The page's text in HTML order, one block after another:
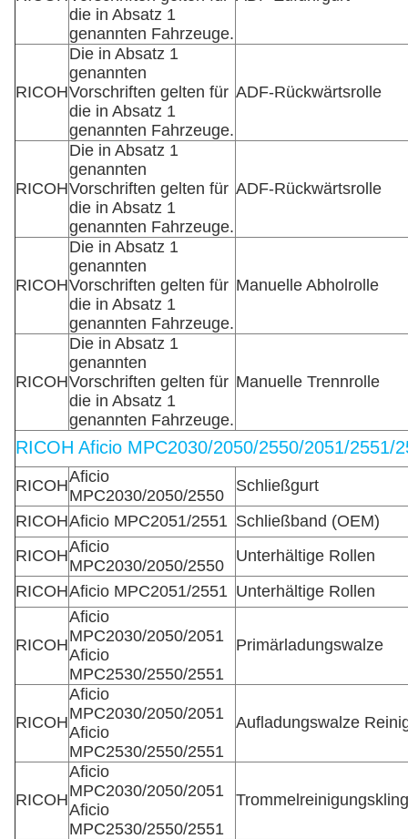
die in Absatz 1
genannten Fahrzeuge.
RICOH
Die in Absatz 1
genannten
Vorschriften gelten für
die in Absatz 1
genannten Fahrzeuge.
ADF-Rückwärtsrolle
RICOH
Die in Absatz 1
genannten
Vorschriften gelten für
die in Absatz 1
genannten Fahrzeuge.
ADF-Rückwärtsrolle
RICOH
Die in Absatz 1
genannten
Vorschriften gelten für
die in Absatz 1
genannten Fahrzeuge.
Manuelle Abholrolle
RICOH
Die in Absatz 1
genannten
Vorschriften gelten für
die in Absatz 1
genannten Fahrzeuge.
Manuelle Trennrolle
RICOH Aficio MPC2030/2050/2550/2051/2551/
RICOHAficio
MPC2030/2050/2550
Schließgurt
RICOHAficio MPC2051/2551 Schließband (OEM)
RICOHAficio
MPC2030/2050/2550
Unterhältige Rollen
RICOHAficio MPC2051/2551 Unterhältige Rollen
RICOH
Aficio
MPC2030/2050/2051
Aficio
MPC2530/2550/2551
Primärladungswalze
RICOH
Aficio
MPC2030/2050/2051
Aficio
MPC2530/2550/2551
Aufladungswalze
RICOH
Aficio
MPC2030/2050/2051
Aficio
MPC2530/2550/2551